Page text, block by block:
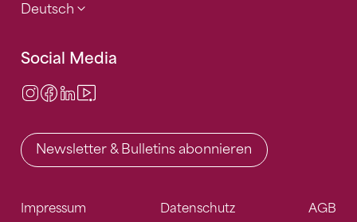
Deutsch
Social Media
Instagram
Facebook
LinkedIn
Newsletter & Bulletins abonnieren
Impressum Datenschutz AGB